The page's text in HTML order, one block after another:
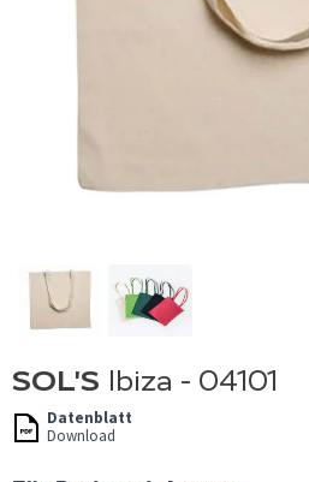
SOL'S Ibiza - 04101
Datenblatt
Download